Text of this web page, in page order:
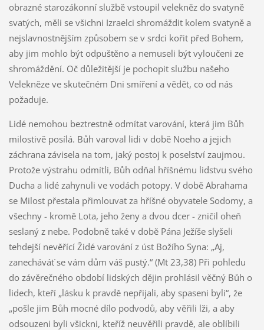
obrazné starozákonní službě vstoupil velekněz do svatyně
svatých, měli se všichni Izraelci shromáždit kolem svatyně a
nejslavnostnějším způsobem se v srdci kořit před Bohem,
aby jim mohlo být odpuštěno a nemuseli být vyloučeni ze
shromáždění. Oč důležitější je pochopit službu našeho
Velekněze ve skutečném Dni smíření a vědět, co od nás
požaduje.
Lidé nemohou beztrestně odmítat varování, která jim Bůh
milostivě posílá. Bůh varoval lidi v době Noeho a jejich
záchrana závisela na tom, jaký postoj k poselství zaujmou.
Protože výstrahu odmítli, Bůh odňal hříšnému lidstvu svého
Ducha a lidé zahynuli ve vodách potopy. V době Abrahama
se Milost přestala přimlouvat za hříšné obyvatele Sodomy, a
všechny - kromě Lota, jeho ženy a dvou dcer - zničil oheň
seslaný z nebe. Podobně také v době Pána Ježíše slyšeli
tehdejší nevěřící Židé varování z úst Božího Syna: „Aj,
zanecháváť se vám dům váš pustý.“ (Mt 23,38) Při pohledu
do závěrečného období lidských dějin prohlásil věčný Bůh o
lidech, kteří „lásku k pravdě nepřijali, aby spaseni byli“, že
„pošle jim Bůh mocné dílo podvodů, aby věřili lži, a aby
odsouzeni byli všickni, kteříž neuvěřili pravdě, ale oblíbili